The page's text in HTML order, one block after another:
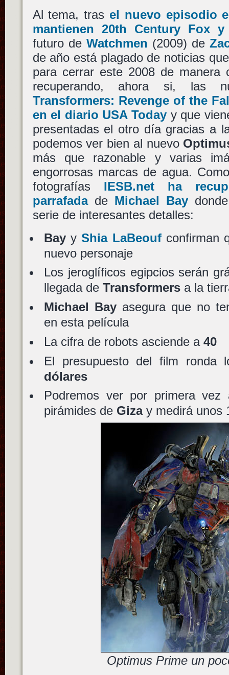
Al tema, tras el nuevo episodio
mantienen 20th Century Fox y
futuro de Watchmen (2009) de
de año está plagado de noticias
para cerrar este 2008 de manera
recuperando, ahora si, las
Transformers: Revenge of the
en el diario USA Today y que
presentadas el otro día gracias a
podemos ver bien al nuevo
más que razonable y varias
engorrosas marcas de agua.
fotografías IESB.net ha
parrafadade Michael Bay
serie de interesantes detalles:
Bay yShia LaBeoufconfirman
nuevo personaje
Los jeroglíficos egipcios serán
llegada deTransformers a la
Michael Bay asegura que no
en esta película
La cifra de robots asciende a40
El presupuesto del film ronda
dólares
Podremos ver por primera
pirámides de Gizay medirá unos
Optimus Prime un